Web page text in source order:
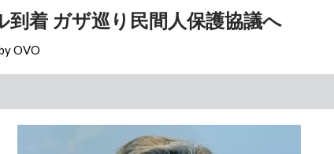
到着 ガザ巡り民間人保護協議へ
OVO